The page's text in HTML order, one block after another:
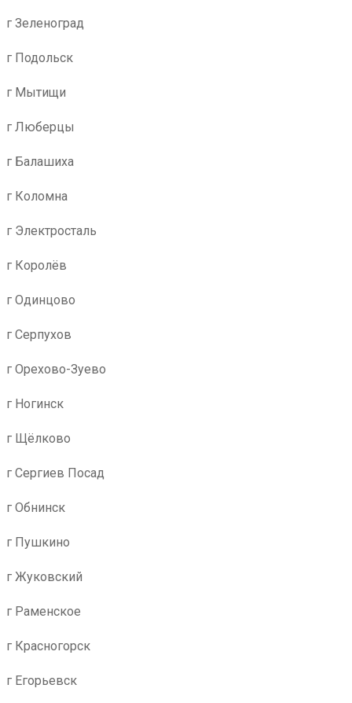
г Зеленоград
г Подольск
г Мытищи
г Люберцы
г Балашиха
г Коломна
г Электросталь
г Королёв
г Одинцово
г Серпухов
г Орехово-Зуево
г Ногинск
г Щёлково
г Сергиев Посад
г Обнинск
г Пушкино
г Жуковский
г Раменское
г Красногорск
г Егорьевск